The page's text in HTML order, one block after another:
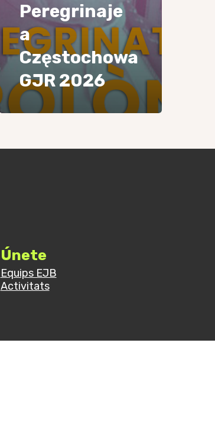
Peregrinaje
a
Częstochowa
GJR 2026
Únete
Equips EJB
Activitats